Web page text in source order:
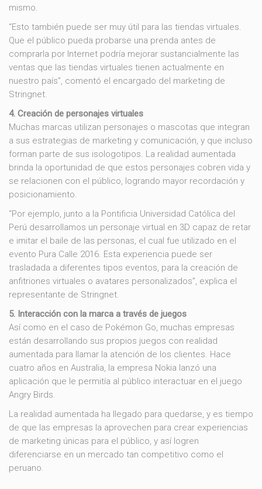
mismo.
“Esto también puede ser muy útil para las tiendas virtuales.
Que el público pueda probarse una prenda antes de
comprarla por Internet podría mejorar sustancialmente las
ventas que las tiendas virtuales tienen actualmente en
nuestro país”, comentó el encargado del marketing de
Stringnet.
4. Creación de personajes virtuales
Muchas marcas utilizan personajes o mascotas que integran
a sus estrategias de marketing y comunicación, y que incluso
forman parte de sus isologotipos. La realidad aumentada
brinda la oportunidad de que estos personajes cobren vida y
se relacionen con el público, logrando mayor recordación y
posicionamiento.
“Por ejemplo, junto a la Pontificia Universidad Católica del
Perú desarrollamos un personaje virtual en 3D capaz de retar
e imitar el baile de las personas, el cual fue utilizado en el
evento Pura Calle 2016. Esta experiencia puede ser
trasladada a diferentes tipos eventos, para la creación de
anfitriones virtuales o avatares personalizados”, explica el
representante de Stringnet.
5. Interacción con la marca a través de juegos
Así como en el caso de Pokémon Go, muchas empresas
están desarrollando sus propios juegos con realidad
aumentada para llamar la atención de los clientes. Hace
cuatro años en Australia, la empresa Nokia lanzó una
aplicación que le permitía al público interactuar en el juego
Angry Birds.
La realidad aumentada ha llegado para quedarse, y es tiempo
de que las empresas la aprovechen para crear experiencias
de marketing únicas para el público, y así logren
diferenciarse en un mercado tan competitivo como el
peruano.